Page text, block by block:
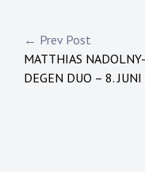
Post
navigation
← Prev Post
MATTHIAS
DEGEN DUO – 8.